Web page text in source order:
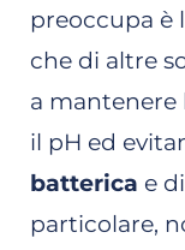
preoccupa è
che di altre
a mantenere
il pH ed
batterica e
particolare,